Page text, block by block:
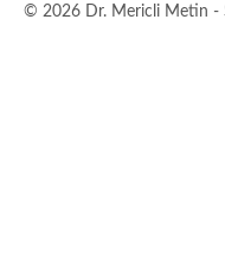
© 2026 Dr. Mericli Metin -